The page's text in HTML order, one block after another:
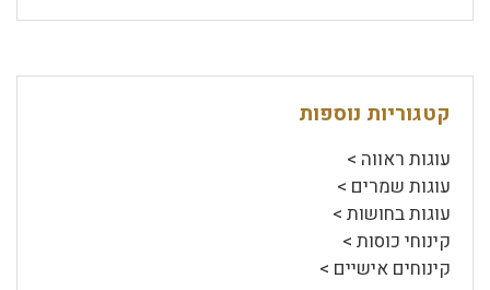
קטגוריות נוספות
עוגות ראווה >
עוגות שמרים >
עוגות בחושות >
קינוחי כוסות >
קינוחים אישיים >